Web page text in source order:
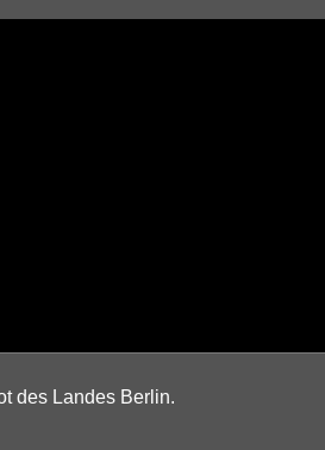
des Landes Berlin.